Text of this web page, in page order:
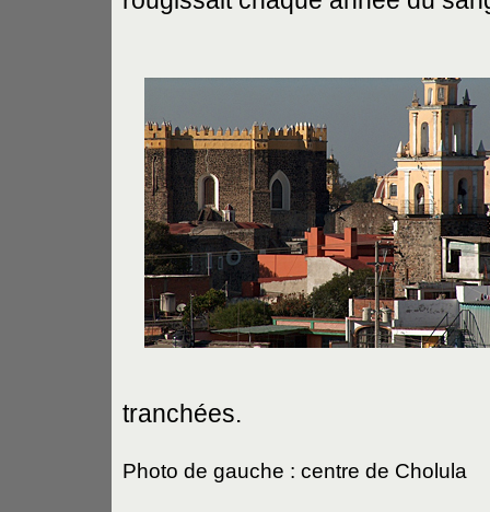
tranchées.
Photo de gauche : centre de Cholula